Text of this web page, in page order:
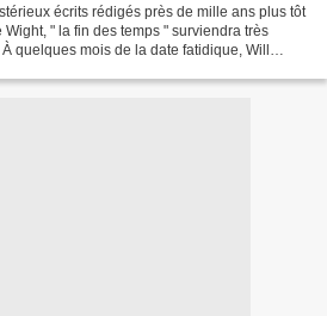
écrits rédigés près de mille ans plus tôt
" la fin des temps " surviendra très
quelques mois de la date fatidique, Will